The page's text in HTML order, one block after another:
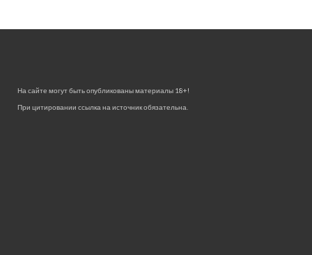
На сайте могут быть опубликованы материалы 18+!
При цитировании ссылка на источник обязательна.